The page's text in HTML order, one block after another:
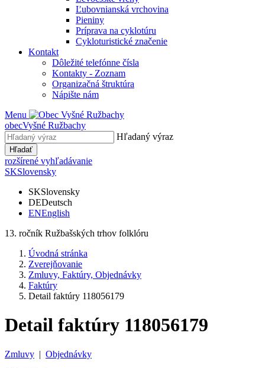
Ľubovnianská vrchovina
Pieniny
Príprava na cyklotúru
Cykloturistické značenie
Kontakt
Dôležité telefónne čísla
Kontakty - Zoznam
Organizačná štruktúra
Nápište nám
Menu
obecVyšné Ružbachy
Hľadaný výraz
Hľadať
rozšírené vyhľadávanie
SKSlovensky
SKSlovensky
DEDeutsch
ENEnglish
13. ročník Ružbašských trhov folklóru
Úvodná stránka
Zverejňovanie
Zmluvy, Faktúry, Objednávky
Faktúry
Detail faktúry 118056179
Detail faktúry 118056179
Zmluvy | Objednávky